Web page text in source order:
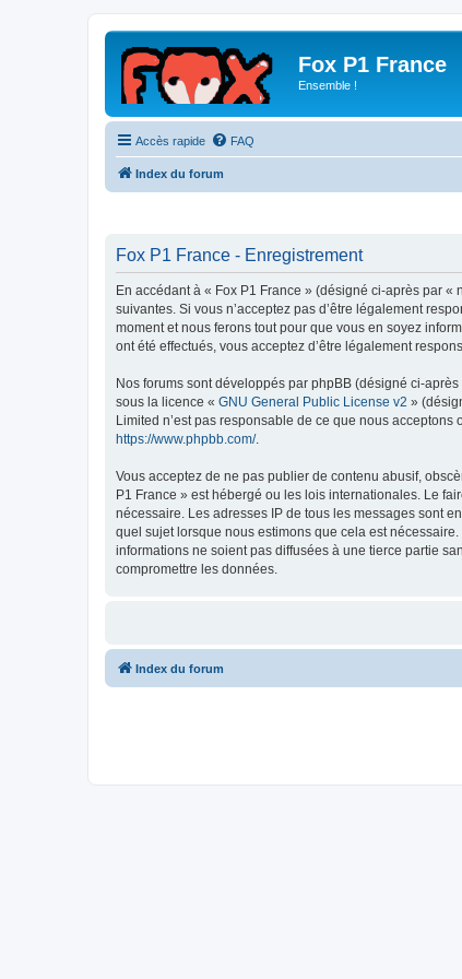
Fox P1 France
Ensemble !
Accès rapide FAQ
Index du forum
Fox P1 France - Enregistrement
En accédant à « Fox P1 France » (désigné ci-après par
suivantes. Si vous n’acceptez pas d’être légalement
moment et nous ferons tout pour que vous en soyez
ont été effectués, vous acceptez d’être légalement
Nos forums sont développés par phpBB (désigné ci-
sous la licence « GNU General Public License v2 »
Limited n’est pas responsable de ce que nous
https://www.phpbb.com/.
Vous acceptez de ne pas publier de contenu abusif,
P1 France » est hébergé ou les lois internationales. Le
nécessaire. Les adresses IP de tous les messages sont
quel sujet lorsque nous estimons que cela est
informations ne soient pas diffusées à une tierce partie
compromettre les données.
Index du forum